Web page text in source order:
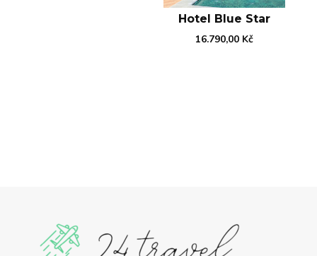
Hotel Blue Star
16.790,00 Kč